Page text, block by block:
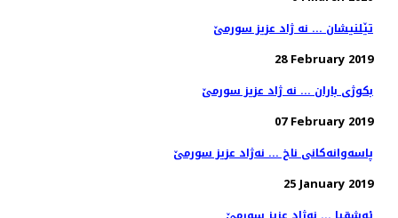
تێلنیشان ... نه ژاد عزیز سورمێ
28 February 2019
بكوژی باران ... نه ژاد عزیز سورمێ
07 February 2019
25 January 2019